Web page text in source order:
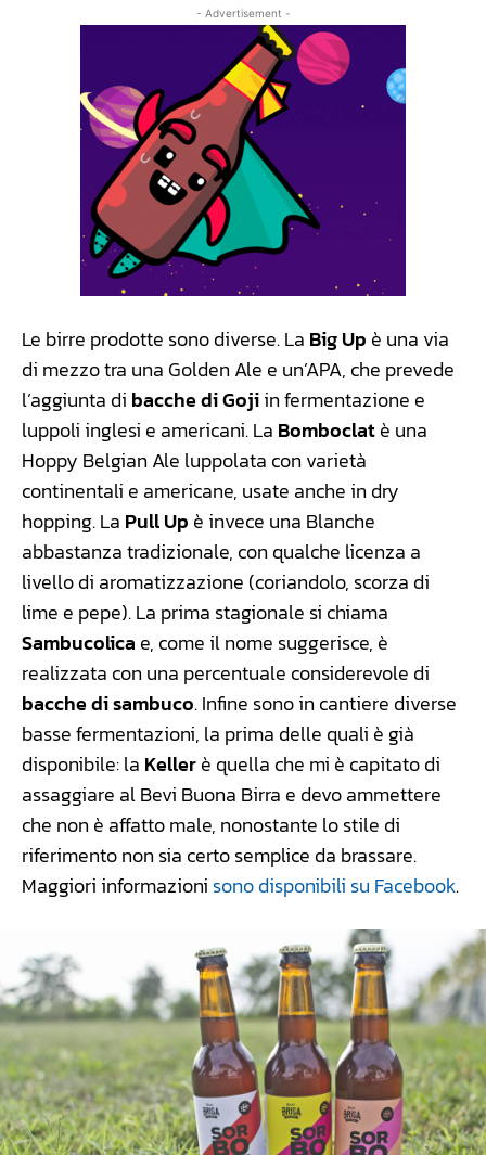
- Advertisement -
Le birre prodotte sono diverse. La Big Up è una via
di mezzo tra una Golden Ale e un’APA, che prevede
l’aggiunta di bacche di Gojiin fermentazione e
luppoli inglesi e americani. La Bomboclatè una
Hoppy Belgian Ale luppolata con varietà
continentali e americane, usate anche in dry
hopping. La Pull Up è invece una Blanche
abbastanza tradizionale, con qualche licenza a
livello di aromatizzazione (coriandolo, scorza di
lime e pepe). La prima stagionale si chiama
Sambucolica e, come il nome suggerisce, è
realizzata con una percentuale considerevole di
bacche di sambuco. Infine sono in cantiere diverse
basse fermentazioni, la prima delle quali è già
disponibile: la Kellerè quella che mi è capitato di
assaggiare al Bevi Buona Birra e devo ammettere
che non è affatto male, nonostante lo stile di
riferimento non sia certo semplice da brassare.
Maggiori informazioni sono disponibili su Facebook.